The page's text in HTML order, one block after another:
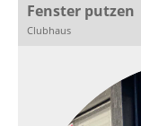
Fenster putzen
Clubhaus